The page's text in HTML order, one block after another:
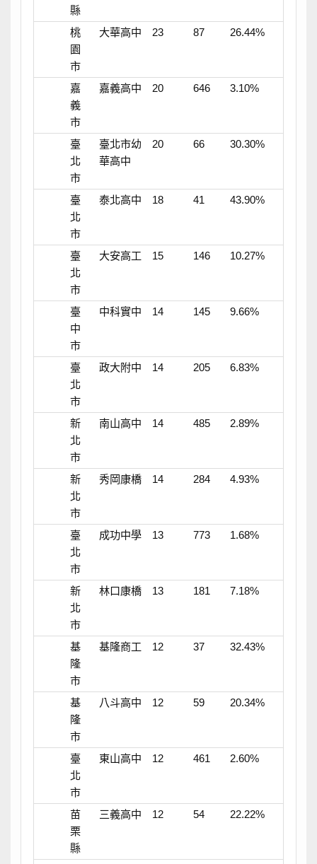
縣
桃
園
市
大華高中 23 87 26.44%
嘉
義
市
嘉義高中 20 646 3.10%
臺
北
市
臺北市幼
華高中
20 66 30.30%
臺
北
市
泰北高中 18 41 43.90%
臺
北
市
大安高工 15 146 10.27%
臺
中
市
中科實中 14 145 9.66%
臺
北
市
政大附中 14 205 6.83%
新
北
市
南山高中 14 485 2.89%
新
北
市
秀岡康橋 14 284 4.93%
臺
北
市
成功中學 13 773 1.68%
新
北
市
林口康橋 13 181 7.18%
基
隆
市
基隆商工 12 37 32.43%
基
隆
市
八斗高中 12 59 20.34%
臺
北
市
東山高中 12 461 2.60%
苗
栗
縣
三義高中 12 54 22.22%